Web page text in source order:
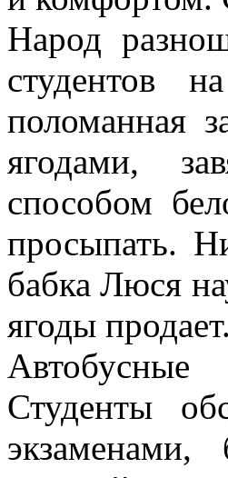
Народ
студентов
поломанная
ягодами,
способом
просыпать.
бабка Люся
ягоды продает.
Студенты